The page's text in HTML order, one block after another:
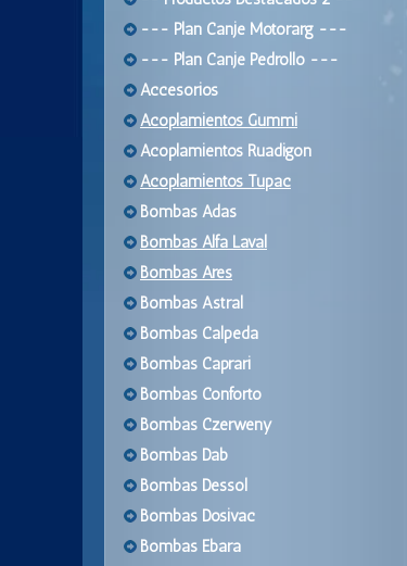
--- Plan Canje Motorarg ---
--- Plan Canje Pedrollo ---
Accesorios
Acoplamientos Gummi
Acoplamientos Ruadigon
Acoplamientos Tupac
Bombas Adas
Bombas Alfa Laval
Bombas Ares
Bombas Astral
Bombas Calpeda
Bombas Caprari
Bombas Conforto
Bombas Czerweny
Bombas Dab
Bombas Dessol
Bombas Dosivac
Bombas Ebara